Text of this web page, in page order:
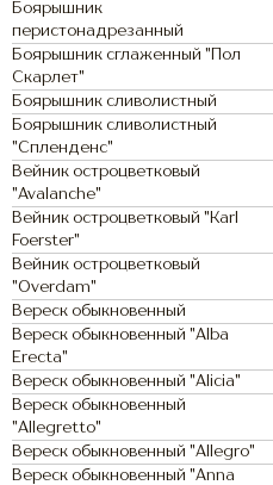
Боярышник
перистонадрезанный
Боярышник сглаженный "Пол
Скарлет"
Боярышник сливолистный
Боярышник сливолистный
"Спленденс"
Вейник остроцветковый
"Avalanche"
Вейник остроцветковый "Karl
Foerster"
Вейник остроцветковый
"Overdam"
Вереск обыкновенный
Вереск обыкновенный "Alba
Erecta"
Вереск обыкновенный "Alicia"
Вереск обыкновенный
"Allegretto"
Вереск обыкновенный "Allegro"
Вереск обыкновенный "Anna